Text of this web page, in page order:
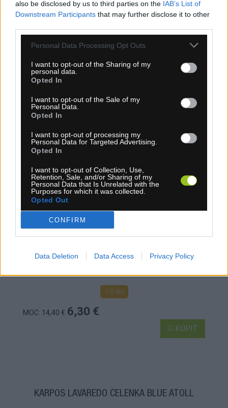
also be disclosed by us to third parties on the IAB’s List of
Downstream Participants that may further disclose it to other
Personal Data Processing Opt Outs
I want to opt-out of the Sharing of my
personal data.
Opted In
I want to opt-out of the Sale of my
Personal Data.
Opted In
I want to opt-out of processing my
Personal Data for Targeted Advertising.
Opted In
I want to opt-out of Collection, Use,
Retention, Sale, and/or Sharing of my
Personal Data that Is Unrelated with the
Purposes for which it was collected.
Opted Out
CONFIRM
Data Deletion Data Access Privacy Policy
1-3 dní
MOC: 15,40 € 6,30 €
KARPOS LAVAREDO ČELENKA ZELENÁ FLUO
1-3 dní
MOC: 14,40 € 6,30 €
KÚPIŤ
KARPOS LAVAREDO ČELENKA BLUE ATOLL